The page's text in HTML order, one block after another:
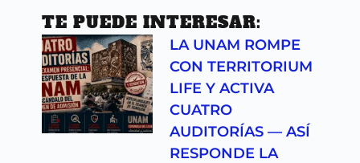
TE PUEDE INTERESAR:
LA UNAM ROMPE
CON TERRITORIUM
LIFE Y ACTIVA
CUATRO
AUDITORÍAS — ASÍ
RESPONDE LA